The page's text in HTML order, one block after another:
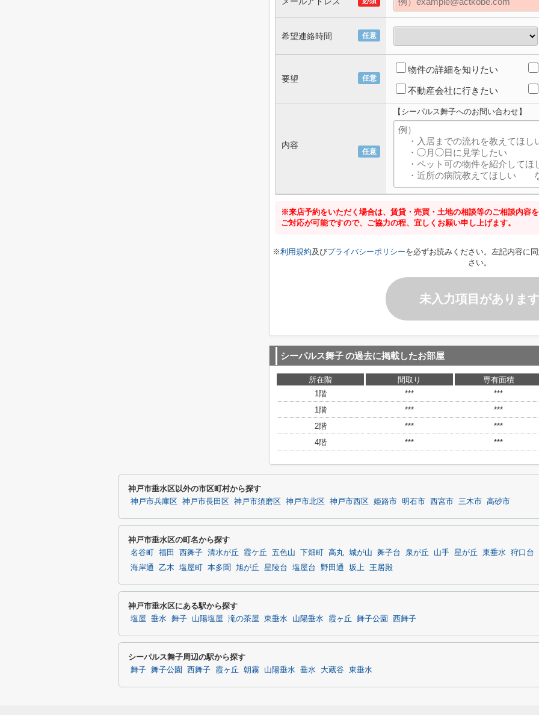
任意
希望連絡時間
任意
要望
物件の詳細を知りたい
不動産会社に行きたい
任意
内容
【シーパルス舞子へのお問い合わせ】
※来店予約をいただく場合は、賃貸・売買・土地の相談等のご相談内容
ご対応が可能ですので、ご協力の程、宜しくお願い申し上げます。
※利用規約及びプライバシーポリシーを必ずお読みください。左記内容に
さい。
未入力項目があります
シーパルス舞子の過去に掲載したお部屋
所在階 間取り
専有面積
1階
***
***
1階
***
***
2階
***
***
4階
*** ***
神戸市垂水区以外の市区町村から探す
神戸市兵庫区 神戸市長田区 神戸市須磨区 神戸市北区 神戸市西区 姫路市 明石市 西宮市 三木市 高砂市
神戸市垂水区の町名から探す
名谷町 福田 西舞子 清水が丘 霞ケ丘 五色山 下畑町 高丸 城が山 舞子台 泉が丘 山手 星が丘 東垂水 狩口台
海岸通
乙木 塩屋町 本多聞 旭が丘 星陵台 塩屋台 野田通 坂上 王居殿
神戸市垂水区にある駅から探す
塩屋 垂水 舞子 山陽塩屋 滝の茶屋 東垂水 山陽垂水 霞ヶ丘 舞子公園 西舞子
シーパルス舞子周辺の駅から探す
舞子 舞子公園 西舞子 霞ヶ丘 朝霧 山陽垂水 垂水 大蔵谷 東垂水